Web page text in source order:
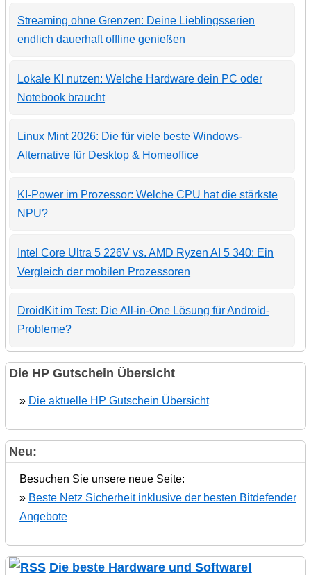
Streaming ohne Grenzen: Deine Lieblingsserien
endlich dauerhaft offline genießen
Lokale KI nutzen: Welche Hardware dein PC oder
Notebook braucht
Linux Mint 2026: Die für viele beste Windows-
Alternative für Desktop & Homeoffice
KI-Power im Prozessor: Welche CPU hat die stärkste
NPU?
Intel Core Ultra 5 226V vs. AMD Ryzen AI 5 340: Ein
Vergleich der mobilen Prozessoren
DroidKit im Test: Die All-in-One Lösung für Android-
Probleme?
Die HP Gutschein Übersicht
» Die aktuelle HP Gutschein Übersicht
Neu:
Besuchen Sie unsere neue Seite:
» Beste Netz Sicherheit inklusive der besten Bitdefender
Angebote
Die beste Hardware und Software!